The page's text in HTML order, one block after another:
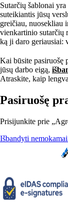
Sutarčių šablonai
suteikiantis jūsų
greičiau, nuosekliau
vienkartinio sutarčių
ką ji daro geriausiai:
Kai būsite pasiruošę
jūsų darbo eigą,
Atraskite, kaip
Pasiruošę
Prisijunkite prie
Išbandyti nemokamai